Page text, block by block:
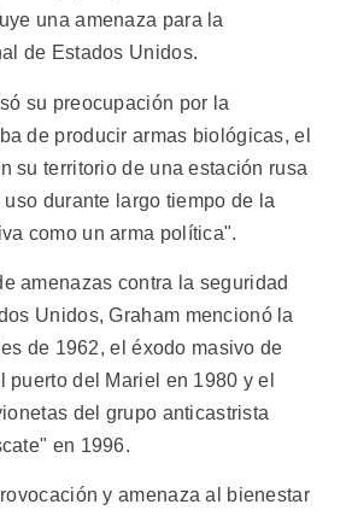
una amenaza para la
de Estados Unidos.
su preocupación por la
de producir armas biológicas, el
su territorio de una estación rusa
durante largo tiempo de la
como un arma política".
amenazas contra la seguridad
Unidos, Graham mencionó la
de 1962, el éxodo masivo de
puerto del Mariel en 1980 y el
del grupo anticastrista
en 1996.
y amenaza al bienestar